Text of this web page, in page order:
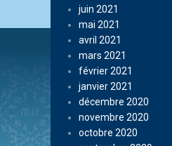
juin 2021
mai 2021
avril 2021
mars 2021
février 2021
janvier 2021
décembre 2020
novembre 2020
octobre 2020